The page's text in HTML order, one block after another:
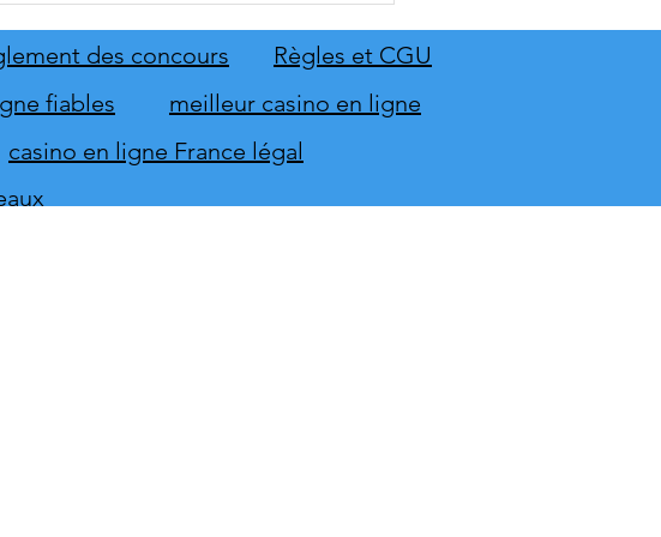
de son extension Homme
d'honneur
Règles et CGU
des concours
meilleur casino en ligne
fiables
casino en ligne France légal